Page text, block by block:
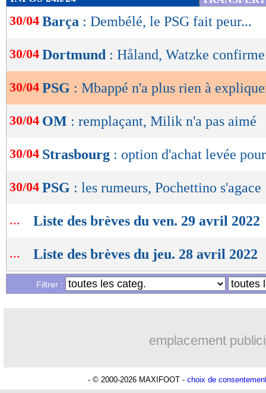
de
lecture
OK
30/04 Barça : Dembélé, le PSG fait peur...
30/04 Dortmund : Håland, Watzke
30/04 PSG : Mbappé n'a plus rien à
30/04 OM : remplaçant, Milik n'a pas aimé
30/04 Strasbourg : option d'achat levée
30/04 PSG : les rumeurs, Pochettino s'agace
... Liste des brèves du ven. 29 avril 2022
... Liste des brèves du jeu. 28 avril 2022
Filtrer :
emplacement
- © 2000-2026 MAXIFOOT - choix de